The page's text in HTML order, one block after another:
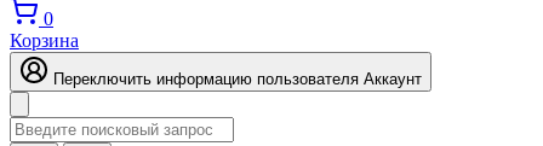
0
Корзина
Переключить информацию пользователя Аккаунт